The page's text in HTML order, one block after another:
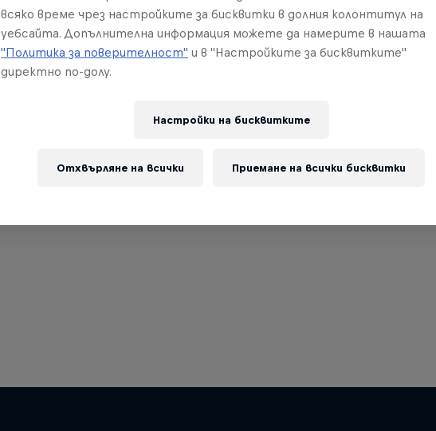
всяко време чрез настройките за бисквитки в долния колонтитул на
уебсайта. Допълнителна информация можете да намерите в нашата
"Политика за поверителност" и в "Настройките за бисквитките"
директно по-долу.
Настройки на бисквитките
Отхвърляне на всички Приемане на всички бисквитки